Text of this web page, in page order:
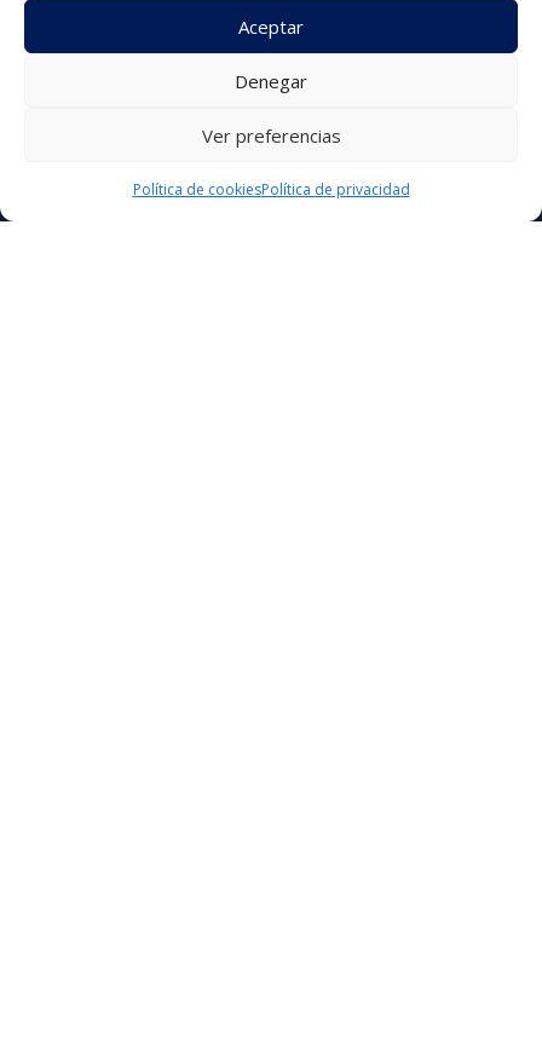
Aceptar
Denegar
Ver preferencias
Política de cookiesPolítica de privacidad